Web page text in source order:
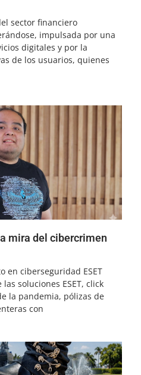
sector financiero
impulsada por una
digitales y por la
de los usuarios, quienes
mira del cibercrimen
en ciberseguridad ESET
soluciones ESET, click
la pandemia, pólizas de
con